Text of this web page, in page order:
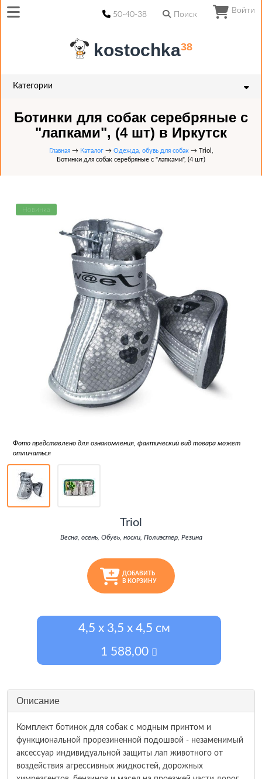
Войти
50-40-38 Поиск
kostochka38
Категории
Ботинки для собак серебряные с
"лапками", (4 шт) в Иркутск
Главная→ Каталог→ Одежда, обувь для собак→ Triol,
Ботинки для собак серебряные с "лапками", (4 шт)
Новинка
Фото представлено для ознакомления, фактический вид товара может
отличаться
Triol
Весна, осень, Обувь, носки, Полиэстер, Резина
ДОБАВИТЬ
В КОРЗИНУ
4,5 х 3,5 х 4,5 см
1 588,00
Описание
Комплект ботинок для собак с модным принтом и
функциональной прорезиненной подошвой - незаменимый
аксессуар индивидуальной защиты лап животного от
воздействия агрессивных жидкостей, дорожных